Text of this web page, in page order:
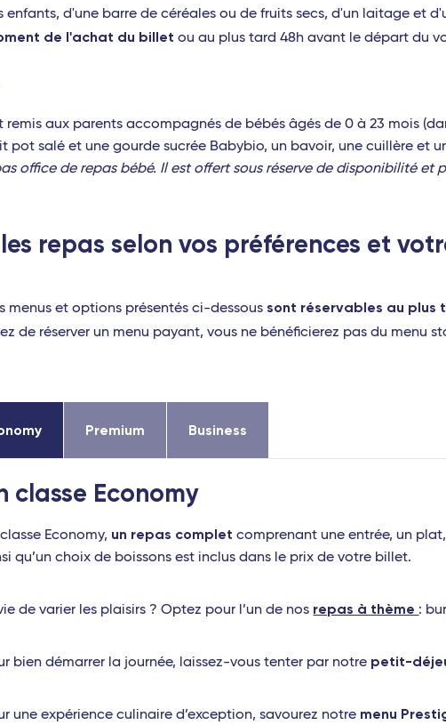
d'une barre de céréales ou de fruits secs, d'un laitage et
de l'achat du billet ou au plus tard 48h avant le départ du
remis aux parents accompagnés de bébés âgés de 0 à 23 mois
pot salé et une gourde sucrée Babybio, un bavoir, une cuillère et
office de repas bébé. Il est offert sous réserve de disponibilité
repas selon vos préférences et
menus et options présentés ci-dessous sont réservables au
de réserver un menu payant, vous ne bénéficierez pas du menu
Premium Business
classe Economy
classe Economy, un repas complet comprenant une entrée, un
qu’un choix de boissons est inclus dans le prix de votre billet.
de varier les plaisirs ? Optez pour l’un de nos repas à thème :
bien démarrer la journée, laissez-vous tenter par notre petit-
une expérience culinaire d’exception, savourez notre menu